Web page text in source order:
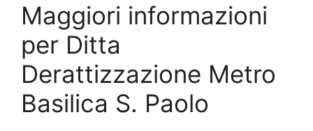
Maggiori informazioni
per Ditta
Derattizzazione Metro
Basilica S. Paolo